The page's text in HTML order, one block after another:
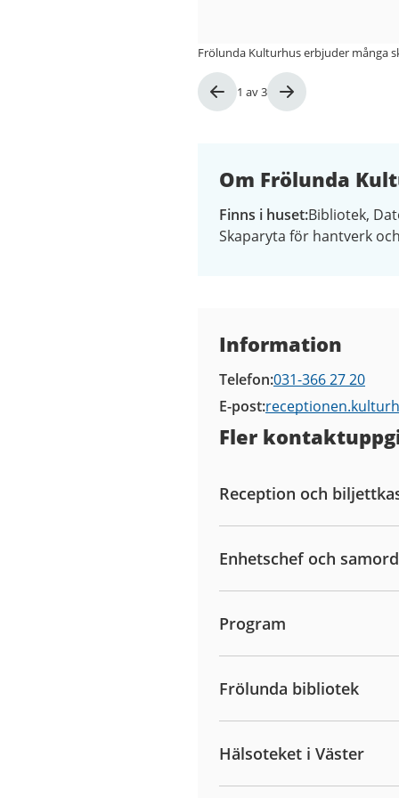
Bild
1 av3
Frölunda Kulturhus erbjuder många
Om Frölunda
Finns i huset Bibliotek
Skaparyta för hantverk
Information
Telefon 031-366 27 20
E-post
Fler
Reception och
Enhetschef och
Program
Frölunda bibliotek
Hälsoteket i Väster